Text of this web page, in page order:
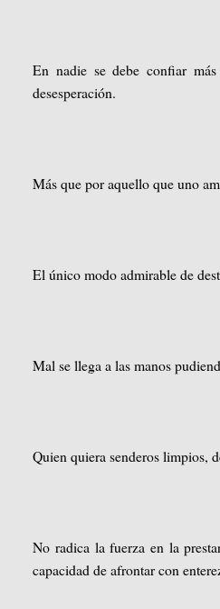
En nadie se debe confiar
desesperación.
Más que por aquello que uno
El único modo admirable de
Mal se llega a las manos
Quien quiera senderos limpios,
No radica la fuerza en la
capacidad de afrontar con